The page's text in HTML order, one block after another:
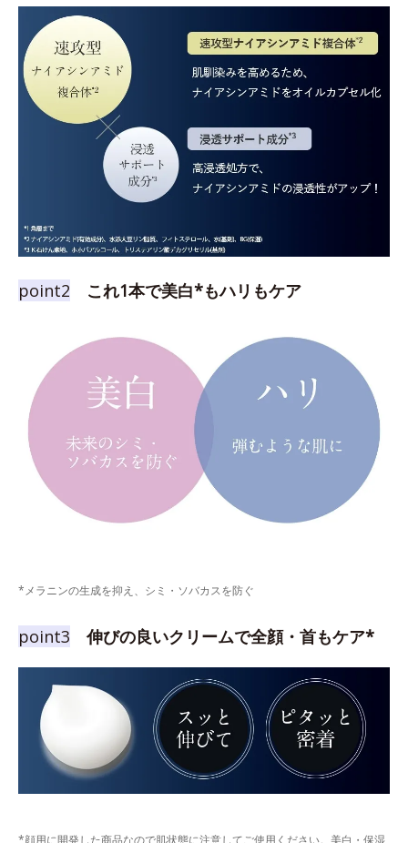
point2 これ1本で美白*もハリもケア
*メラニンの生成を抑え、シミ・ソバカスを防ぐ
point3 伸びの良いクリームで全顔・首もケア*
*顔用に開発した商品なので肌状態に注意してご使用ください。美白・保湿